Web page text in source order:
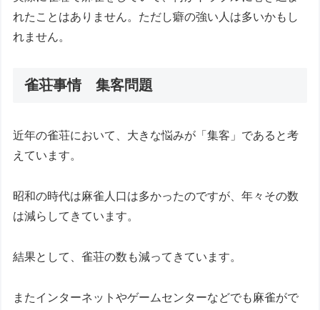
れたことはありません。ただし癖の強い人は多いかもし
れません。
雀荘事情 集客問題
近年の雀荘において、大きな悩みが「集客」であると考
えています。
昭和の時代は麻雀人口は多かったのですが、年々その数
は減らしてきています。
結果として、雀荘の数も減ってきています。
またインターネットやゲームセンターなどでも麻雀がで